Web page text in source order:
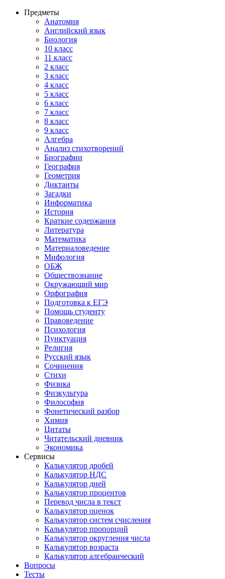
Предметы
Анатомия
Английский язык
Биология
10 класс
11 класс
2 класс
3 класс
4 класс
5 класс
6 класс
7 класс
8 класс
9 класс
Алгебра
Анализ стихотворений
Биографии
География
Геометрия
Диктанты
Загадки
Информатика
История
Краткие содержания
Литература
Математика
Материаловедение
Мифология
ОБЖ
Обществознание
Окружающий мир
Орфография
Подготовка к ЕГЭ
Помощь студенту
Правоведение
Психология
Пунктуация
Религия
Русский язык
Сочинения
Стихи
Физика
Физкультура
Философия
Фонетический разбор
Химия
Цитаты
Читательский дневник
Экономика
Сервисы
Калькулятор дробей
Калькулятор НДС
Калькулятор дней
Калькулятор процентов
Перевод числа в текст
Калькулятор оценок
Калькулятор систем счисления
Калькулятор пропорций
Калькулятор округления числа
Калькулятор возраста
Калькулятор алгебраический
Вопросы
Тесты